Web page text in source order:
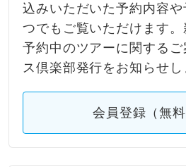
込みいただいた予約内容
つでもご覧いただけます。
予約中のツアーに関する
ス倶楽部発行をお知らせし
会員登録（無料